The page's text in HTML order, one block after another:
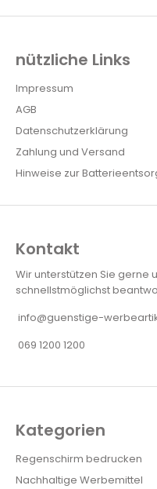
nützliche Links
Impressum
AGB
Datenschutzerklärung
Zahlung und Versand
Hinweise zur
Kontakt
Wir unterstützen Sie gerne
schnellstmöglichst
info@guenstige-
069 1200 1200
Kategorien
Regenschirm bedrucken
Nachhaltige Werbemittel